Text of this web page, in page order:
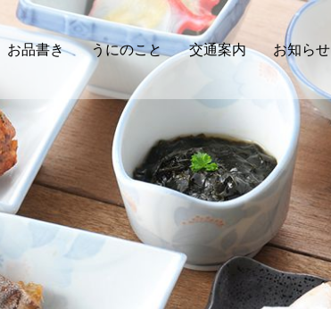
お品書き うにのこと 交通案内 お知らせ